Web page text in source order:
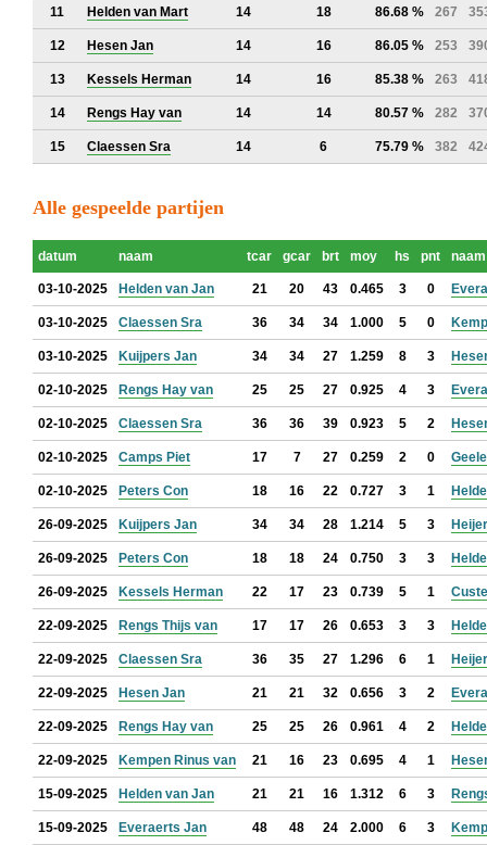
11 Helden van Mart 14 18 86.68 % 267
12 Hesen Jan 14 16 86.05 % 253
13 Kessels Herman 14 16 85.38 % 263
14 Rengs Hay van 14 14 80.57 % 282
15 Claessen Sra 14 6 75.79 % 382
Alle gespeelde partijen
datum naam tcar gcar brt moy hs pnt naam
03-10-2025 Helden van Jan 21 20 43 0.465 3 0
03-10-2025 Claessen Sra 36 34 34 1.000 5 0
03-10-2025 Kuijpers Jan 34 34 27 1.259 8 3
02-10-2025 Rengs Hay van 25 25 27 0.925 4 3
02-10-2025 Claessen Sra 36 36 39 0.923 5 2
02-10-2025 Camps Piet 17 7 27 0.259 2 0
02-10-2025 Peters Con 18 16 22 0.727 3 1
26-09-2025 Kuijpers Jan 34 34 28 1.214 5 3
26-09-2025 Peters Con 18 18 24 0.750 3 3
26-09-2025 Kessels Herman 22 17 23 0.739 5 1
22-09-2025 Rengs Thijs van 17 17 26 0.653 3 3
22-09-2025 Claessen Sra 36 35 27 1.296 6 1
22-09-2025 Hesen Jan 21 21 32 0.656 3 2
22-09-2025 Rengs Hay van 25 25 26 0.961 4 2
22-09-2025 Kempen Rinus van 21 16 23 0.695 4 1
15-09-2025 Helden van Jan 21 21 16 1.312 6 3
15-09-2025 Everaerts Jan 48 48 24 2.000 6 3